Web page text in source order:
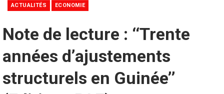
ACTUALITÉS ECONOMIE
Note de lecture : ‘‘Trente
années d’ajustements
structurels en Guinée’’